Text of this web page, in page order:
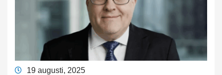
19 augusti, 2025